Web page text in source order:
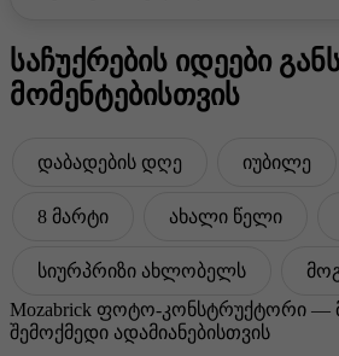
საჩუქრების იდეები
მომენტებისთვის
დაბადების დღე იუბილე
8 მარტი ახალი წელი
სიურპრიზი ახლობელს
Mozabrick ფოტო-კონსტრუქტორი —
შემოქმედი ადამიანებისთვის